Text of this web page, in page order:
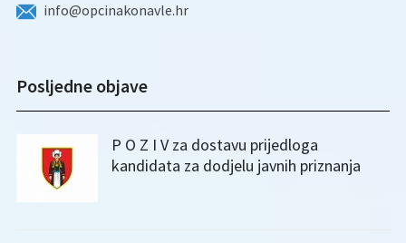
info@opcinakonavle.hr
Posljedne objave
P O Z I V za dostavu prijedloga
kandidata za dodjelu javnih priznanja